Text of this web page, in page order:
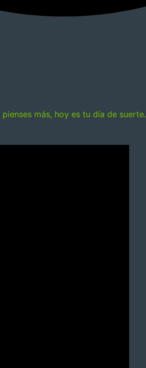
más, hoy es tu día de suerte.